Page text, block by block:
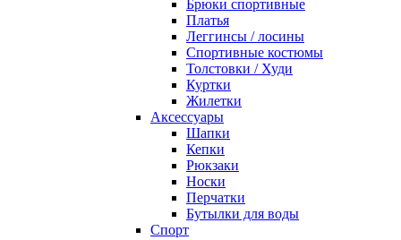
Брюки спортивные
Платья
Леггинсы / лосины
Спортивные костюмы
Толстовки / Худи
Куртки
Жилетки
Аксессуары
Шапки
Кепки
Рюкзаки
Носки
Перчатки
Бутылки для воды
Спорт